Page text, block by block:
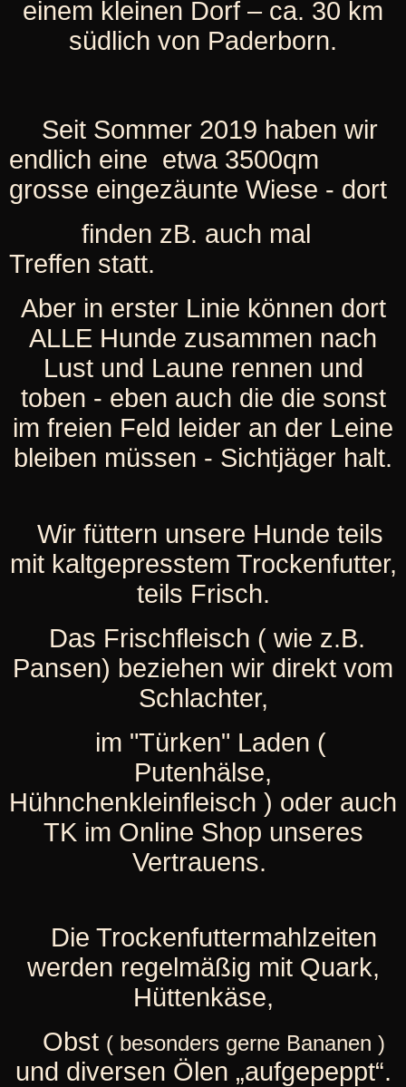
einem kleinen Dorf – ca. 30 km
südlich von Paderborn.
Seit Sommer 2019 haben wir
endlich eine etwa 3500qm
grosse eingezäunte Wiese - dort
finden zB. auch mal
Treffen statt.
Aber in erster Linie können dort
ALLE Hunde zusammen nach
Lust und Laune rennen und
toben - eben auch die die sonst
im freien Feld leider an der Leine
bleiben müssen - Sichtjäger halt.
Wir füttern unsere Hunde teils
mit kaltgepresstem Trockenfutter,
teils Frisch.
Das Frischfleisch ( wie z.B.
Pansen) beziehen wir direkt vom
Schlachter,
im "Türken" Laden (
Putenhälse,
Hühnchenkleinfleisch ) oder auch
TK im Online Shop unseres
Vertrauens.
Die Trockenfuttermahlzeiten
werden regelmäßig mit Quark,
Hüttenkäse,
Obst ( besonders gerne Bananen )
und diversen Ölen „aufgepeppt“.